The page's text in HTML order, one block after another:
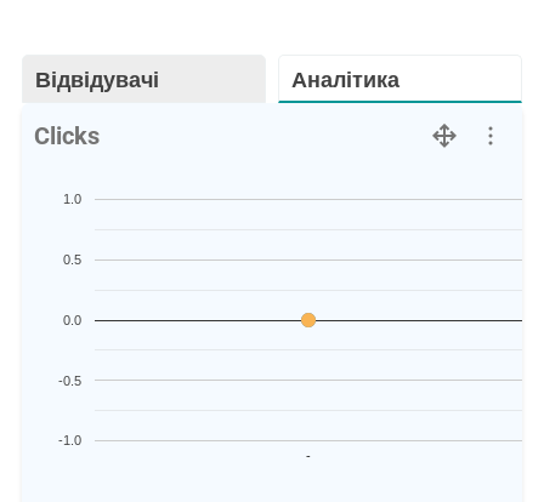
Відвідувачі Аналітика
Clicks
-
-1.0
-0.5
0.0
0.5
1.0